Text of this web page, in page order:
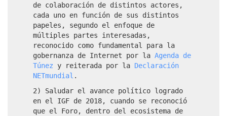
de colaboración de distintos actores,
cada uno en función de sus distintos
papeles, segundo el enfoque de
múltiples partes interesadas,
reconocido como fundamental para la
gobernanza de Internet por la Agenda de
Túnez y reiterada por la Declaración
NETmundial .
2) Saludar el avance político logrado
en el IGF de 2018, cuando se reconoció
que el Foro, dentro del ecosistema de